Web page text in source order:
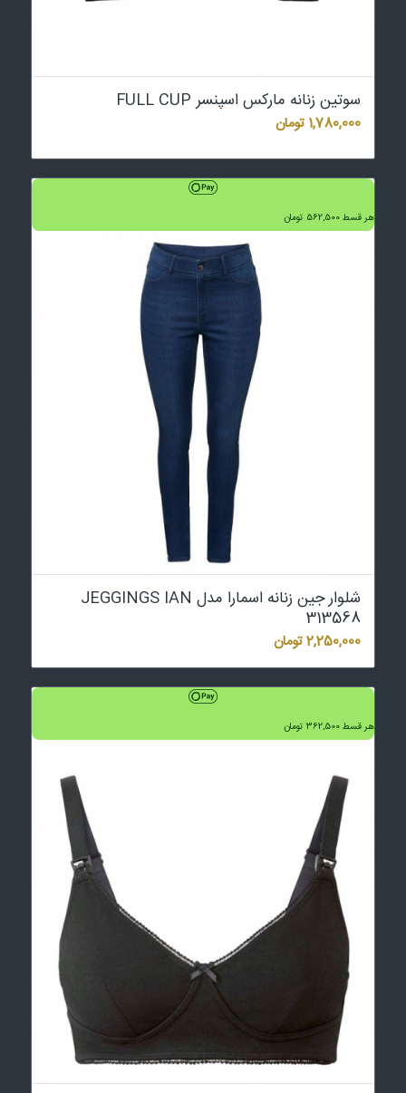
سوتین زنانه مارکس اسپنسر FULL CUP
1,780,000 تومان
هر قسط562,500 تومان
شلوار جین زنانه اسمارا مدل JEGGINGS IAN
313568
2,250,000تومان
هر قسط362,500 تومان